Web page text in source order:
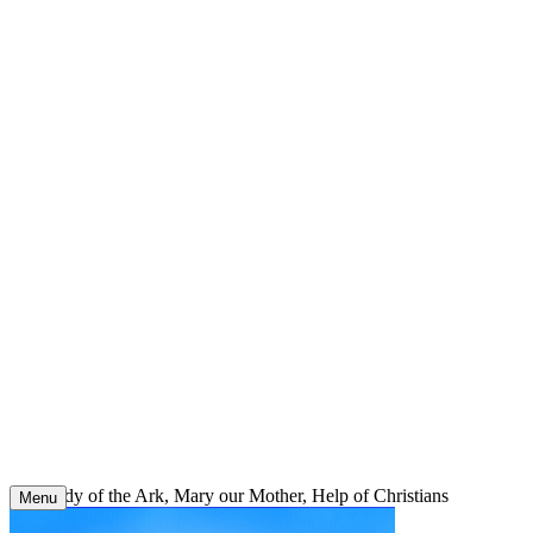
Our Lady of the Ark, Mary our Mother, Help of Christians
Menu